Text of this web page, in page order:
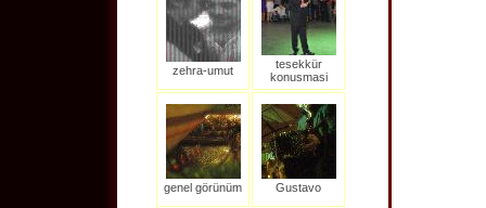
zehra-umut
tesekkür
konusmasi
genel görünüm Gustavo